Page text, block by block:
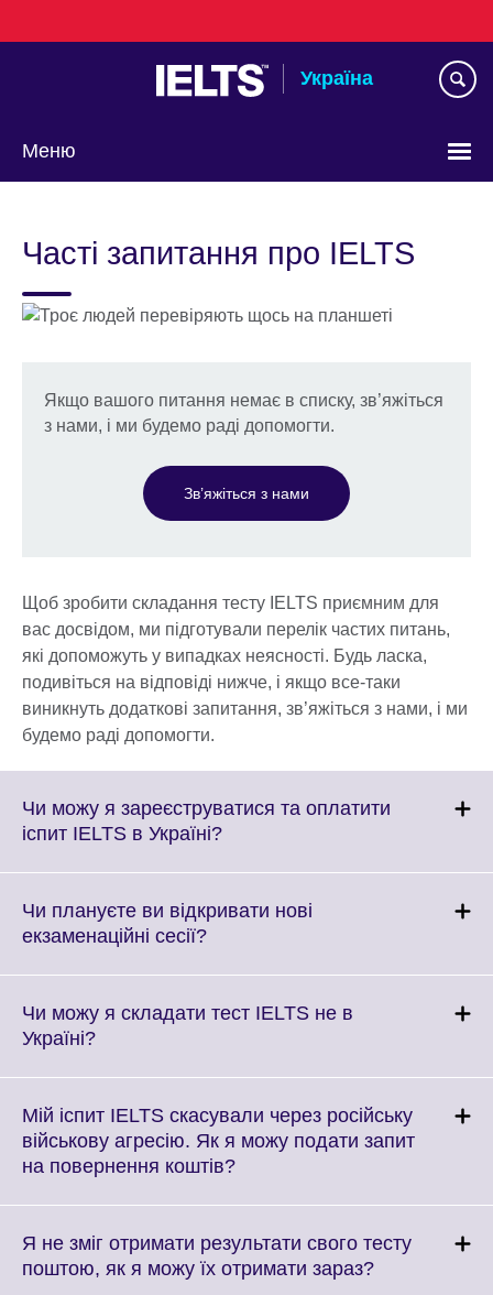
to
Україна
Меню
language
Часті запитання про IELTS
Якщо вашого питання немає в списку, зв’яжіться
з нами, і ми будемо раді допомогти.
Зв’яжіться з нами
Щоб зробити складання тесту IELTS приємним для
вас досвідом, ми підготували перелік частих питань,
які допоможуть у випадках неясності. Будь ласка,
подивіться на відповіді нижче, і якщо все-таки
виникнуть додаткові запитання, зв’яжіться з нами, і ми
будемо раді допомогти.
Чи можу я зареєструватися та оплатити
іспит IELTS в Україні?Click
More
Чи плануєте ви відкривати нові
екзаменаційні сесії?Click
More
Чи можу я складати тест IELTS не в
Україні?Click
More
information
available.
Мій іспит IELTS скасували через російську
військову агресію. Як я можу подати запит
на повернення коштів?Click
More
information
Я не зміг отримати результати свого тесту
поштою, як я можу їх отримати зараз?Click